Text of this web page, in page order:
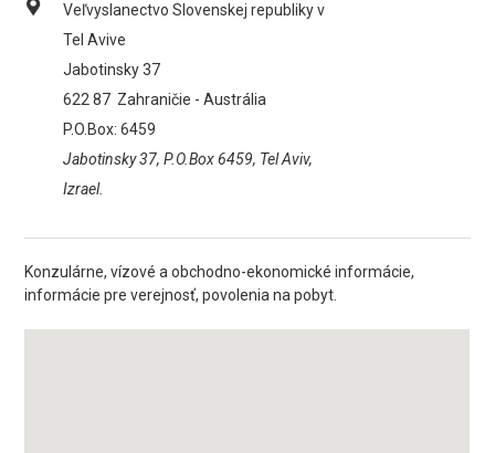
Veľvyslanectvo Slovenskej republiky v
Tel Avive
Jabotinsky 37
622 87 Zahraničie - Austrália
P.O.Box: 6459
Jabotinsky 37, P.O.Box 6459, Tel Aviv,
Izrael.
Konzulárne, vízové a obchodno-ekonomické informácie,
informácie pre verejnosť, povolenia na pobyt.